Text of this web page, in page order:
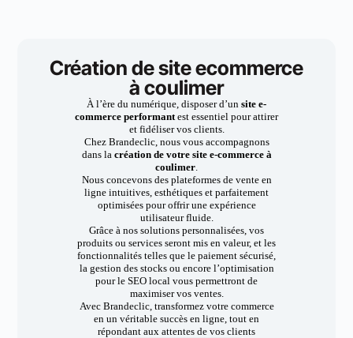
Création de site ecommerce
à coulimer
À l’ère du numérique, disposer d’un site e-
commerce performantest essentiel pour attirer
et fidéliser vos clients.
Chez Brandeclic, nous vous accompagnons
dans la création de votre site e-commerce à
coulimer.
Nous concevons des plateformes de vente en
ligne intuitives, esthétiques et parfaitement
optimisées pour offrir une expérience
utilisateur fluide.
Grâce à nos solutions personnalisées, vos
produits ou services seront mis en valeur, et les
fonctionnalités telles que le paiement sécurisé,
la gestion des stocks ou encore l’optimisation
pour le SEO local vous permettront de
maximiser vos ventes.
Avec Brandeclic, transformez votre commerce
en un véritable succès en ligne, tout en
répondant aux attentes de vos clients